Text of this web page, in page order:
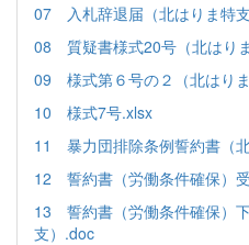
07 入札辞退届（北はりま特
08 質疑書様式20号（北はり
09 様式第６号の２（北はり
10 様式7号.xlsx
11 暴力団排除条例誓約書（
12 誓約書（労働条件確保）
13 誓約書（労働条件確保）
支）.doc